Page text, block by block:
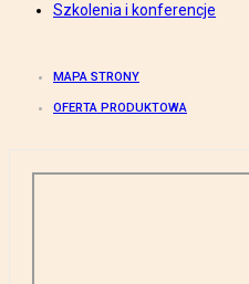
Szkolenia i konferencje
MAPA STRONY
OFERTA PRODUKTOWA